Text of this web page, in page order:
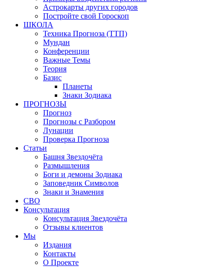
Астрокарты других городов
Постройте свой Гороскоп
ШКОЛА
Техника Прогноза (ТТП)
Мундан
Конференции
Важные Темы
Теория
Базис
Планеты
Знаки Зодиака
ПРОГНОЗЫ
Прогноз
Прогнозы с Разбором
Лунации
Проверка Прогноза
Статьи
Башня Звездочёта
Размышления
Боги и демоны Зодиака
Заповедник Символов
Знаки и Знамения
СВО
Консультация
Консультация Звездочёта
Отзывы клиентов
Мы
Издания
Контакты
О Проекте